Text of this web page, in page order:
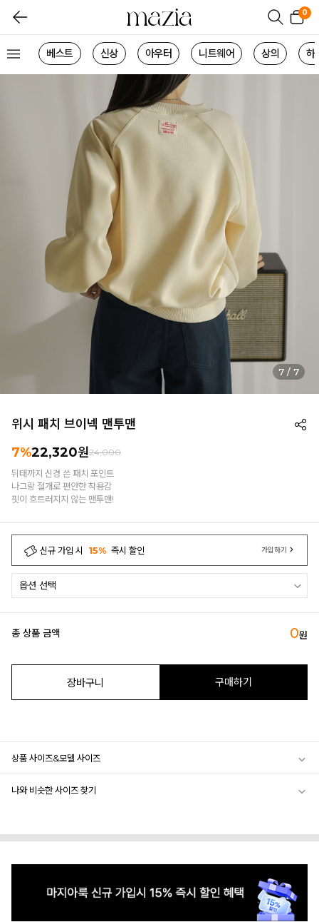
0
베스트 신상 아우터 니트웨어 상의 하
7 / 7
위시 패치 브이넥 맨투맨
7%22,320원24,000
뒤태까지 신경 쓴 패치 포인트
나그랑 절개로 편안한 착용감
핏이 흐트러지지 않는 맨투맨!
신규 가입 시 15% 즉시 할인 가입하기
총 상품 금액 0원
장바구니 구매하기
상품 사이즈&모델 사이즈
나와 비슷한 사이즈 찾기